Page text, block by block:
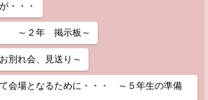
・・・
～２年 掲示板～
れ会、見送り～
会場となるために・・・ ～５年生の準備